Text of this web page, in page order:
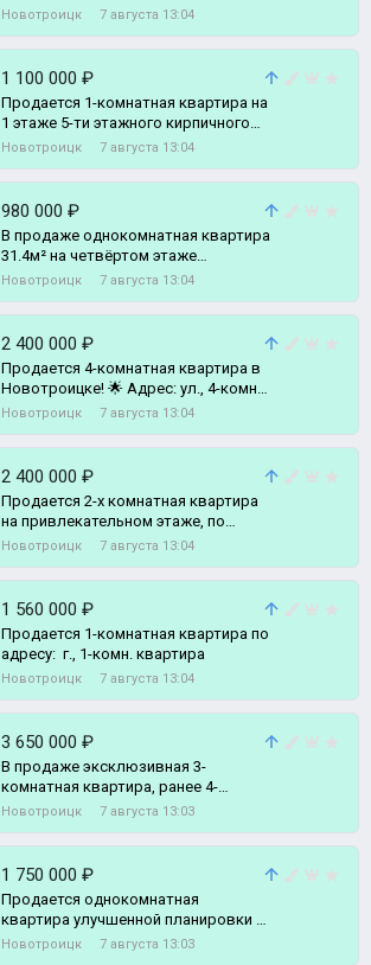
комн. квартира
Новотроицк 7 августа 13:04
1 100 000 ₽
Продается 1-комнатная квартира на
1 этаже 5-ти этажного кирпичного
дома по адресу г., 1-комн. квартира
Новотроицк 7 августа 13:04
980 000 ₽
В продаже однокомнатная квартира
31.4м² на четвёртом этаже
пятиэтажного кирпичного дома по
Новотроицк 7 августа 13:04
2 400 000 ₽
Продается 4-комнатная квартира в
Новотроицке! 🌟 Адрес: ул., 4-комн.
квартира
Новотроицк 7 августа 13:04
2 400 000 ₽
Продается 2-х комнатная квартира
на привлекательном этаже, по
адресу: г., 2-комн. квартира
Новотроицк 7 августа 13:04
1 560 000 ₽
Продается 1-комнатная квартира по
адресу: г., 1-комн. квартира
Новотроицк 7 августа 13:04
3 650 000 ₽
В продаже эксклюзивная 3-
комнатная квартира, ранее 4-
комнатная, 60кв., 3-комн. квартира
Новотроицк 7 августа 13:03
1 750 000 ₽
Продается однокомнатная
квартира улучшенной планировки
по адресу г., 1-комн. квартира
Новотроицк 7 августа 13:03